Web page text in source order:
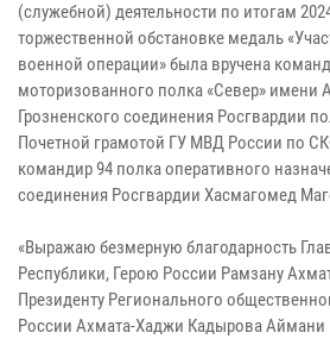
(служебной) деятельности по итогам
торжественной обстановке медаль
военной операции» была вручена
моторизованного полка «Север» имени
Грозненского соединения Росгвардии
Почетной грамотой ГУ МВД России по
командир 94 полка оперативного
соединения Росгвардии Хасмагомед
«Выражаю безмерную благодарность
Республики, Герою России Рамзану
Президенту Регионального
России Ахмата-Хаджи Кадырова